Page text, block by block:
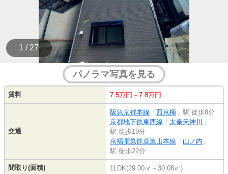
1 / 27
パノラマ写真を見る
賃料 7.5万円～7.8万円
交通
阪急京都本線 「 西京極 」駅 徒歩8分
京都地下鉄東西線 「 太秦天神川 」
駅 徒歩19分
京福電気鉄道嵐山本線 「 山ノ内 」
駅 徒歩22分
間取り(面積) 1LDK(29.00㎡～30.08㎡)